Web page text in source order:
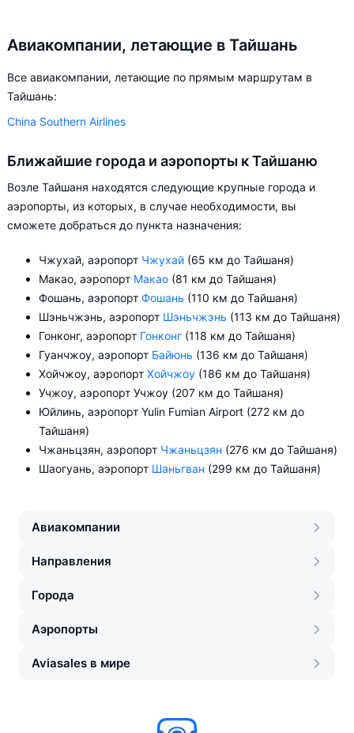
Авиакомпании, летающие в Тайшань
Все авиакомпании, летающие по прямым маршрутам в
Тайшань:
China Southern Airlines
Ближайшие города и аэропорты к Тайшаню
Возле Тайшаня находятся следующие крупные города и
аэропорты, из которых, в случае необходимости, вы
сможете добраться до пункта назначения:
Чжухай, аэропорт Чжухай (65 км до Тайшаня)
Макао, аэропорт Макао (81 км до Тайшаня)
Фошань, аэропорт Фошань (110 км до Тайшаня)
Шэньчжэнь, аэропорт Шэньчжэнь (113 км до Тайшаня)
Гонконг, аэропорт Гонконг (118 км до Тайшаня)
Гуанчжоу, аэропорт Байюнь (136 км до Тайшаня)
Хойчжоу, аэропорт Хойчжоу (186 км до Тайшаня)
Учжоу, аэропорт Учжоу (207 км до Тайшаня)
Юйлинь, аэропорт Yulin Fumian Airport (272 км до
Тайшаня)
Чжаньцзян, аэропорт Чжаньцзян (276 км до Тайшаня)
Шаогуань, аэропорт Шаньгван (299 км до Тайшаня)
Авиакомпании
Направления
Города
Аэропорты
Aviasales в мире